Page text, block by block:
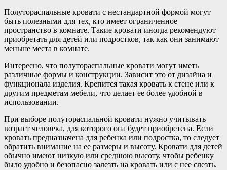
Полутораспальные кровати с нестандартной формой могут
быть полезными для тех, кто имеет ограниченное
пространство в комнате. Такие кровати иногда рекомендуют
приобретать для детей или подростков, так как они занимают
меньше места в комнате.
Интересно, что полутораспальные кровати могут иметь
различные формы и конструкции. Зависит это от дизайна и
функционала изделия. Крепится такая кровать к стене или к
другим предметам мебели, что делает ее более удобной в
использовании.
При выборе полутораспальной кровати нужно учитывать
возраст человека, для которого она будет приобретена. Если
кровать предназначена для ребенка или подростка, то следует
обратить внимание на ее размеры и высоту. Кровати для детей
обычно имеют низкую или среднюю высоту, чтобы ребенку
было удобно и безопасно залезть на кровать или с нее слезть.